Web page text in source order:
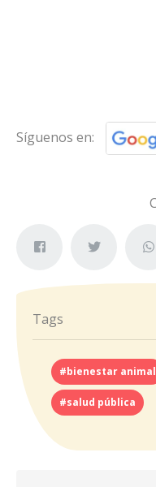
Síguenos en:
Tags
#bienestar animal
#salud pública